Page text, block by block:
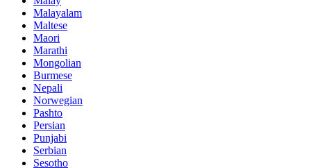
Malayalam
Maltese
Maori
Marathi
Mongolian
Burmese
Nepali
Norwegian
Pashto
Persian
Punjabi
Serbian
Sesotho